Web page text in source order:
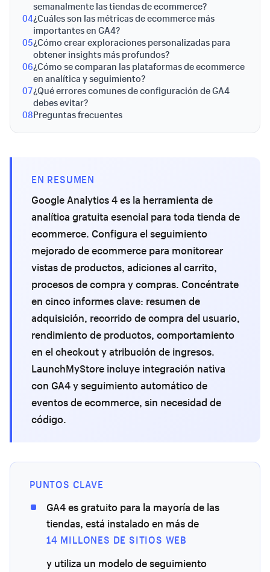
semanalmente las tiendas de ecommerce?
04¿Cuáles son las métricas de ecommerce más
importantes en GA4?
05¿Cómo crear exploraciones personalizadas para
obtener insights más profundos?
06¿Cómo se comparan las plataformas de ecommerce
en analítica y seguimiento?
07¿Qué errores comunes de configuración de GA4
debes evitar?
08Preguntas frecuentes
EN RESUMEN
Google Analytics 4 es la herramienta de
analítica gratuita esencial para toda tienda de
ecommerce. Configura el seguimiento
mejorado de ecommerce para monitorear
vistas de productos, adiciones al carrito,
procesos de compra y compras. Concéntrate
en cinco informes clave: resumen de
adquisición, recorrido de compra del usuario,
rendimiento de productos, comportamiento
en el checkout y atribución de ingresos.
LaunchMyStore incluye integración nativa
con GA4 y seguimiento automático de
eventos de ecommerce, sin necesidad de
código.
PUNTOS CLAVE
GA4 es gratuito para la mayoría de las
tiendas, está instalado en más de
14 MILLONES DE SITIOS WEB
y utiliza un modelo de seguimiento